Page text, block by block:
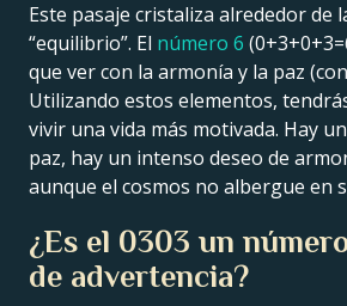
Este pasaje cristaliza alrededor de
“equilibrio”. El número 6
que ver con la armonía y la paz
Utilizando estos elementos, tendrás
vivir una vida más motivada. Hay
paz, hay un intenso deseo de
aunque el cosmos no albergue en
¿Es el 0303 un número
de advertencia?